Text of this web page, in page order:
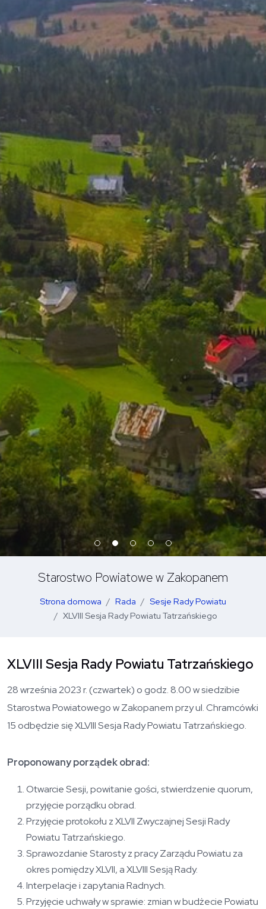
Starostwo Powiatowe w Zakopanem
Strona domowa Rada
Sesje Rady Powiatu
XLVIII Sesja Rady Powiatu Tatrzańskiego
XLVIII Sesja Rady Powiatu Tatrzańskiego
28 września 2023 r. (czwartek) o godz. 8.00 w siedzibie
Starostwa Powiatowego w Zakopanem przy ul. Chramcówki
15 odbędzie się XLVIII Sesja Rady Powiatu Tatrzańskiego.
Proponowany porządek obrad:
Otwarcie Sesji, powitanie gości, stwierdzenie quorum,
przyjęcie porządku obrad.
Przyjęcie protokołu z XLVII Zwyczajnej Sesji Rady
Powiatu Tatrzańskiego.
Sprawozdanie Starosty z pracy Zarządu Powiatu za
okres pomiędzy XLVII, a XLVIII Sesją Rady.
Interpelacje i zapytania Radnych.
Przyjęcie uchwały w sprawie: zmian w budżecie Powiatu